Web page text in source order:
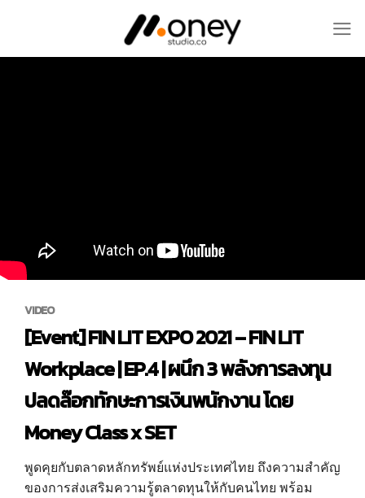
content
VIDEO
[Event] FIN LIT EXPO 2021 – FIN LIT
Workplace | EP.4 | ผนึก 3 พลังการลงทุน
ปลดล๊อกทักษะการเงินพนักงาน โดย
Money Class x SET
พูดคุยกับตลาดหลักทรัพย์แห่งประเทศไทย ถึงความสำคัญ
ของการส่งเสริมความรู้ตลาดทุนให้กับคนไทย พร้อม